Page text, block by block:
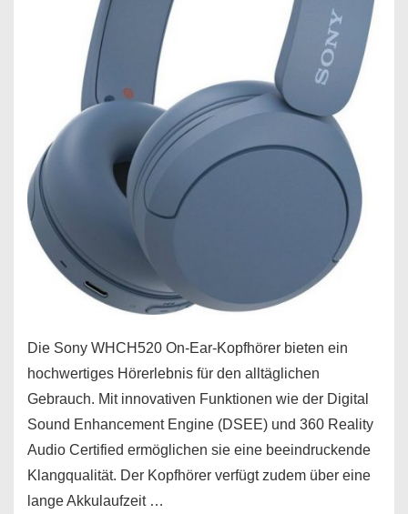
Die Sony WHCH520 On-Ear-Kopfhörer bieten ein
hochwertiges Hörerlebnis für den alltäglichen
Gebrauch. Mit innovativen Funktionen wie der Digital
Sound Enhancement Engine (DSEE) und 360 Reality
Audio Certified ermöglichen sie eine beeindruckende
Klangqualität. Der Kopfhörer verfügt zudem über eine
lange Akkulaufzeit …